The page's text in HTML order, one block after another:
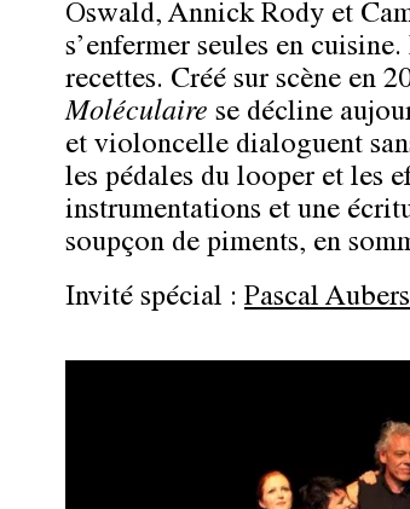
Oswald, Annick Rody et
s’enfermer seules en
recettes. Créé sur scène en
Moléculaire se décline
et violoncelle dialoguent
les pédales du looper et les
instrumentations et une
soupçon de piments, en
Invité spécial : Pascal